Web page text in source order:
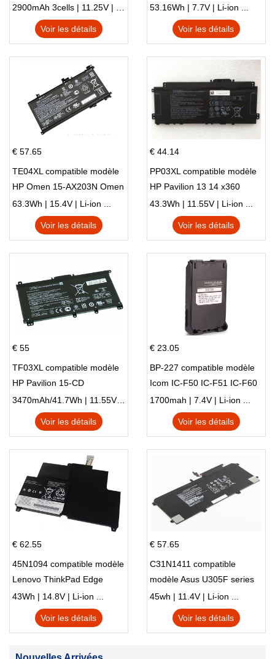
X540LA-SI302 X540SA
X540S
2900mAh 3cells | 11.25V | Li-ion ...
Voir les détails
HSTNN-DB8C 921438-855
TPN-I128
53.16Wh | 7.7V | Li-ion ...
Voir les détails
€ 57.65
TE04XL compatible modèle
HP Omen 15-AX203N Omen
15 Series Pavilion 15 Series
63.3Wh | 15.4V | Li-ion ...
Voir les détails
€ 44.14
PP03XL compatible modèle
HP Pavilion 13 14 x360
L83388-AC1 L83388-421
HSTNN-LB8S M01118-421
M01144-005 13-BB 14-DV
43.3Wh | 11.55V | Li-ion ...
Voir les détails
€ 55
TF03XL compatible modèle
HP Pavilion 15-CD
3470mAh/41.7Wh | 11.55V | Li-ion ...
Voir les détails
€ 23.05
BP-227 compatible modèle
Icom IC-F50 IC-F51 IC-F60
IC-F61 IC-M87
1700mah | 7.4V | Li-ion ...
Voir les détails
€ 62.55
45N1094 compatible modèle
Lenovo ThinkPad Edge
S230u Twist
43Wh | 14.8V | Li-ion ...
Voir les détails
€ 57.65
C31N1411 compatible
modèle Asus U305F series
45wh | 11.4V | Li-ion ...
Voir les détails